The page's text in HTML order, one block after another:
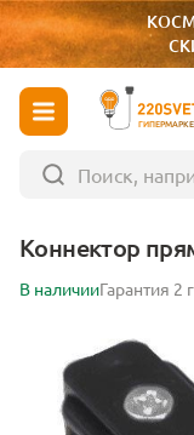
Коннектор
В наличииГарантия 2